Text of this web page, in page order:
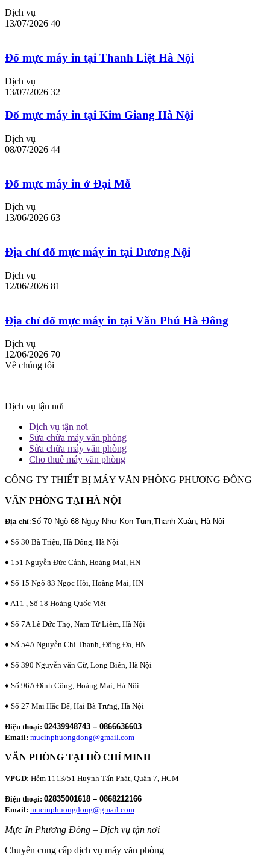
Dịch vụ
13/07/2026 40
Đổ mực máy in tại Thanh Liệt Hà Nội
Dịch vụ
13/07/2026 32
Đổ mực máy in tại Kim Giang Hà Nội
Dịch vụ
08/07/2026 44
Đổ mực máy in ở Đại Mỗ
Dịch vụ
13/06/2026 63
Địa chỉ đổ mực máy in tại Dương Nội
Dịch vụ
12/06/2026 81
Địa chỉ đổ mực máy in tại Văn Phú Hà Đông
Dịch vụ
12/06/2026 70
Về chúng tôi
Dịch vụ tận nơi
Dịch vụ tận nơi
Sửa chữa máy văn phòng
Sửa chữa máy văn phòng
Cho thuê máy văn phòng
CÔNG TY THIẾT BỊ MÁY VĂN PHÒNG PHƯƠNG ĐÔNG
VĂN PHÒNG TẠI HÀ NỘI
Địa chỉ:Số 70 Ngõ 68 Ngụy Như Kon Tum,Thanh Xuân, Hà Nội
♦ Số 30 Bà Triệu, Hà Đông, Hà Nội
♦ 151 Nguyễn Đức Cảnh, Hoàng Mai, HN
♦ Số 15 Ngõ 83 Ngọc Hồi, Hoàng Mai, HN
♦ A11 , Số 18 Hoàng Quốc Việt
♦ Số 7A Lê Đức Thọ, Nam Từ Liêm, Hà Nội
♦ Số 54A Nguyễn Chí Thanh, Đống Đa, HN
♦ Số 390 Nguyễn văn Cừ, Long Biên, Hà Nội
♦ Số 96A Định Công, Hoàng Mai, Hà Nội
♦ Số 27 Mai Hắc Đế, Hai Bà Trưng, Hà Nội
Điện thoại: 02439948743 – 0866636603
Email: mucinphuongdong@gmail.com
VĂN PHÒNG TẠI HỒ CHÍ MINH
VPGD: Hẻm 1113/51 Huỳnh Tấn Phát, Quận 7, HCM
Điện thoại: 02835001618 – 0868212166
Email: mucinphuongdong@gmail.com
Mực In Phương Đông – Dịch vụ tận nơi
Chuyên cung cấp dịch vụ máy văn phòng